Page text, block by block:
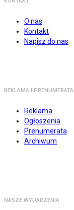
O nas
Kontakt
Napisz do nas
REKLAMA I PRENUMERATA
Reklama
Ogłoszenia
Prenumerata
Archiwum
NASZE WYDARZENIA